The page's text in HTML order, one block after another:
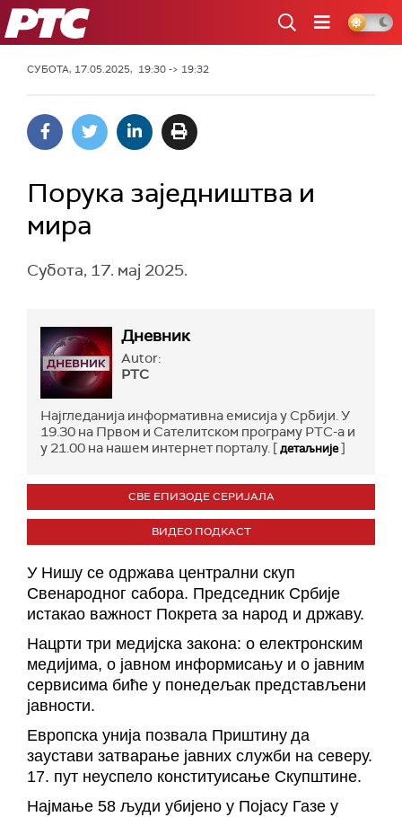
РТС
СУБОТА, 17.05.2025, 19:30 -> 19:32
Порука заједништва и
мира
Субота, 17. мај 2025.
Дневник
Autor:
РТС
Најгледанија информативна емисија у Србији. У
19.30 на Првом и Сателитском програму РТС-а и
у 21.00 на нашем интернет порталу. [детаљније]
СВЕ ЕПИЗОДЕ СЕРИЈАЛА
ВИДЕО ПОДКАСТ
У Нишу се одржава централни скуп
Свенародног сабора. Председник Србије
истакао важност Покрета за народ и државу.
Нацрти три медијска закона: о електронским
медијима, о јавном информисању и о јавним
сервисима биће у понедељак представљени
јавности.
Европска унија позвала Приштину да
заустави затварање јавних служби на северу.
17. пут неуспело конституисање Скупштине.
Најмање 58 људи убијено у Појасу Газе у